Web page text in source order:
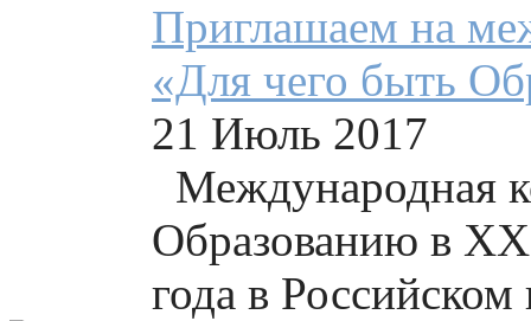
Приглашаем на
«Для чего быть
21 Июль 2017
Международная
Образованию в
года в Российском